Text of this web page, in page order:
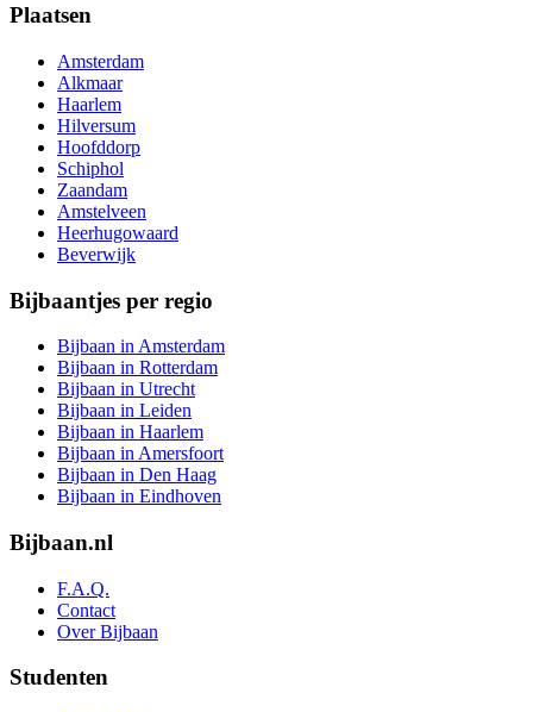
Plaatsen
Amsterdam
Alkmaar
Haarlem
Hilversum
Hoofddorp
Schiphol
Zaandam
Amstelveen
Heerhugowaard
Beverwijk
Bijbaantjes per regio
Bijbaan in Amsterdam
Bijbaan in Rotterdam
Bijbaan in Utrecht
Bijbaan in Leiden
Bijbaan in Haarlem
Bijbaan in Amersfoort
Bijbaan in Den Haag
Bijbaan in Eindhoven
Bijbaan.nl
F.A.Q.
Contact
Over Bijbaan
Studenten